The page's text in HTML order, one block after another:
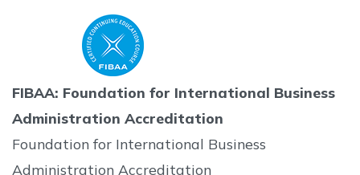
FIBAA: Foundation for International Business
Administration Accreditation
Foundation for International Business
Administration Accreditation